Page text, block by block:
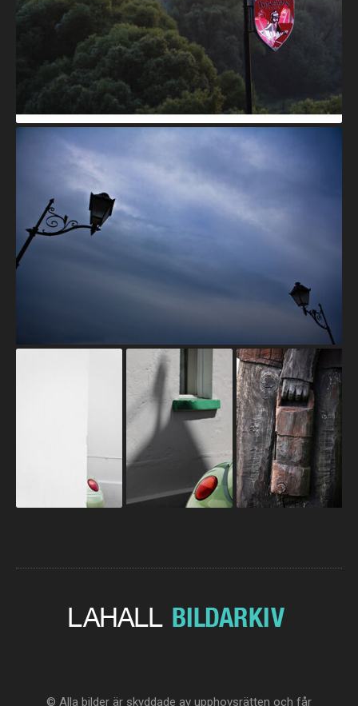
© Alla bilder är skyddade av upphovsrätten och får